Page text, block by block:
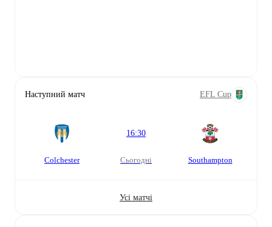
Наступний матч EFL Cup
Colchester
16:30
сьогодні Southampton
Усі матчі